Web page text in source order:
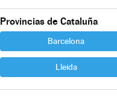
Provincias de Cataluña
Barcelona
Lleida